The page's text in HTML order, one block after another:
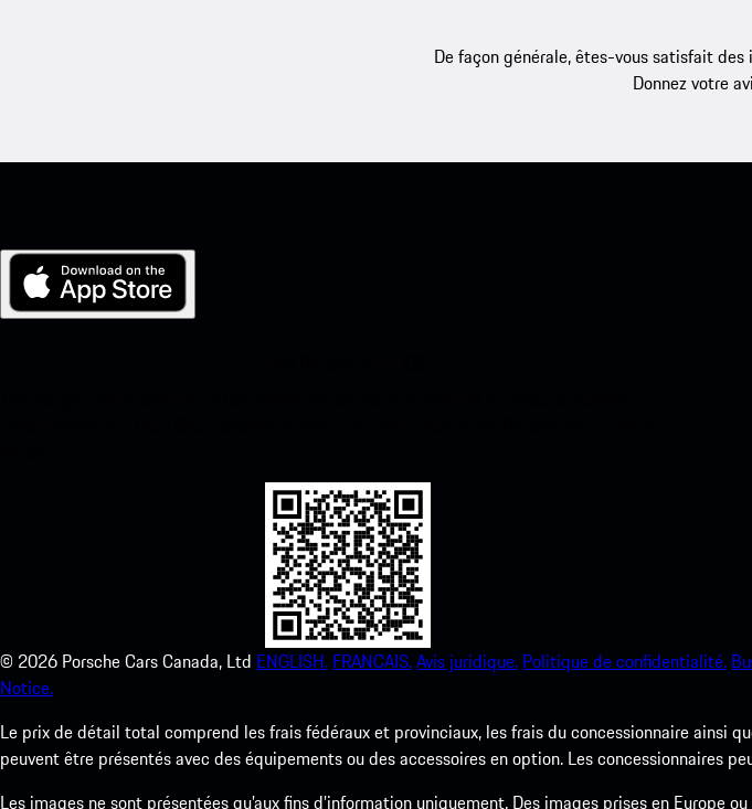
De façon générale, êtes-vous satisfait
Donnez votre
© 2026 Porsche Cars Canada, Ltd ENGLISH. FRANCAIS.Avis juridique. Politique de confidentialité.
Notice.
Le prix de détail total comprend les frais fédéraux et provinciaux, les frais du concessionnaire ainsi
peuvent être présentés avec des équipements ou des accessoires en option. Les concessionnaires
Les images ne sont présentées qu’aux fins d’information uniquement. Des images prises en